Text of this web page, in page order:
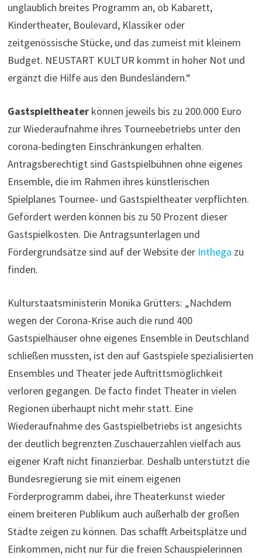
unglaublich breites Programm an, ob Kabarett,
Kindertheater, Boulevard, Klassiker oder
zeitgenössische Stücke, und das zumeist mit kleinem
Budget. NEUSTART KULTUR kommt in hoher Not und
ergänzt die Hilfe aus den Bundesländern.“
Gastspieltheater können jeweils bis zu 200.000 Euro
zur Wiederaufnahme ihres Tourneebetriebs unter den
corona-bedingten Einschränkungen erhalten.
Antragsberechtigt sind Gastspielbühnen ohne eigenes
Ensemble, die im Rahmen ihres künstlerischen
Spielplanes Tournee- und Gastspieltheater verpflichten.
Gefördert werden können bis zu 50 Prozent dieser
Gastspielkosten. Die Antragsunterlagen und
Fördergrundsätze sind auf der Website der Inthega zu
finden.
Kulturstaatsministerin Monika Grütters: „Nachdem
wegen der Corona-Krise auch die rund 400
Gastspielhäuser ohne eigenes Ensemble in Deutschland
schließen mussten, ist den auf Gastspiele spezialisierten
Ensembles und Theater jede Auftrittsmöglichkeit
verloren gegangen. De facto findet Theater in vielen
Regionen überhaupt nicht mehr statt. Eine
Wiederaufnahme des Gastspielbetriebs ist angesichts
der deutlich begrenzten Zuschauerzahlen vielfach aus
eigener Kraft nicht finanzierbar. Deshalb unterstützt die
Bundesregierung sie mit einem eigenen
Förderprogramm dabei, ihre Theaterkunst wieder
einem breiteren Publikum auch außerhalb der großen
Städte zeigen zu können. Das schafft Arbeitsplätze und
Einkommen, nicht nur für die freien Schauspielerinnen